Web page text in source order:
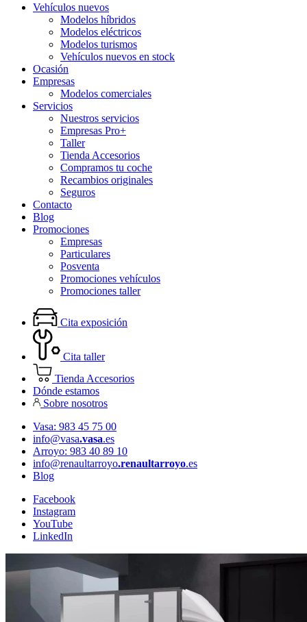
Vehículos nuevos
Modelos híbridos
Modelos eléctricos
Modelos turismos
Vehículos nuevos en stock
Ocasión
Empresas
Modelos comerciales
Servicios
Nuestros servicios
Empresas Pro+
Taller
Tienda Accesorios
Compramos tu coche
Recambios originales
Seguros
Contacto
Blog
Promociones
Empresas
Particulares
Posventa
Promociones vehículos
Promociones taller
Cita exposición
Cita taller
Tienda Accesorios
Dónde estamos
Sobre nosotros
Vasa: 983 45 75 00
info@vasa.vasa.es
Arroyo: 983 40 89 10
info@renaultarroyo.renaultarroyo.es
Blog
Facebook
Instagram
YouTube
LinkedIn